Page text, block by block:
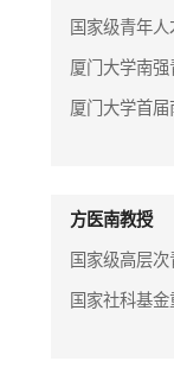
国家级青年人
厦门大学南
厦门大学首
方医南教授
国家级高层
国家社科基